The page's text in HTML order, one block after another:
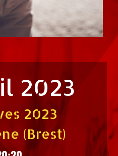
2023
2023
(Brest)